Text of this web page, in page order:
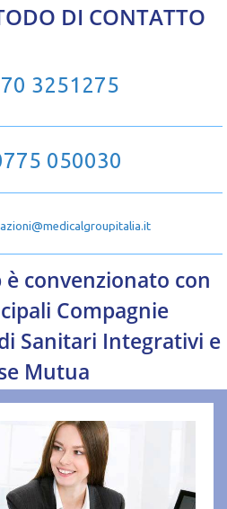
DI CONTATTO
3251275
050030
convenzionato con
Compagnie
Sanitari Integrativi e
Mutua